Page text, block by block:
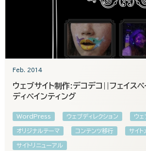
Feb. 2014
ウェブサイト制作:デコデコ||フェイス
ディペインティング
WordPress ウェブディレクション ウェ
オリジナルテーマ コンテンツ移行 サイト
サイトリニューアル